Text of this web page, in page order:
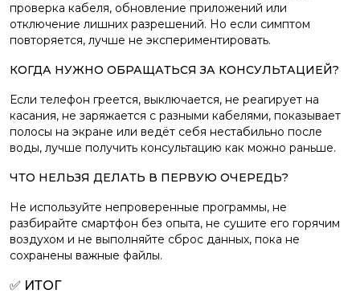
проверка кабеля, обновление приложений или
отключение лишних разрешений. Но если симптом
повторяется, лучше не экспериментировать.
КОГДА НУЖНО ОБРАЩАТЬСЯ ЗА КОНСУЛЬТАЦИЕЙ?
Если телефон греется, выключается, не реагирует на
касания, не заряжается с разными кабелями, показывает
полосы на экране или ведёт себя нестабильно после
воды, лучше получить консультацию как можно раньше.
ЧТО НЕЛЬЗЯ ДЕЛАТЬ В ПЕРВУЮ ОЧЕРЕДЬ?
Не используйте непроверенные программы, не
разбирайте смартфон без опыта, не сушите его горячим
воздухом и не выполняйте сброс данных, пока не
сохранены важные файлы.
✅ ИТОГ